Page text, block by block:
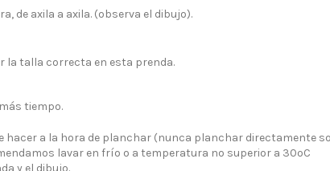
de axila a axila. (observa el dibujo).
la talla correcta en esta prenda.
tiempo.
hacer a la hora de planchar (nunca planchar directamente
lavar en frío o a temperatura no superior a 30ºC
y el dibujo.